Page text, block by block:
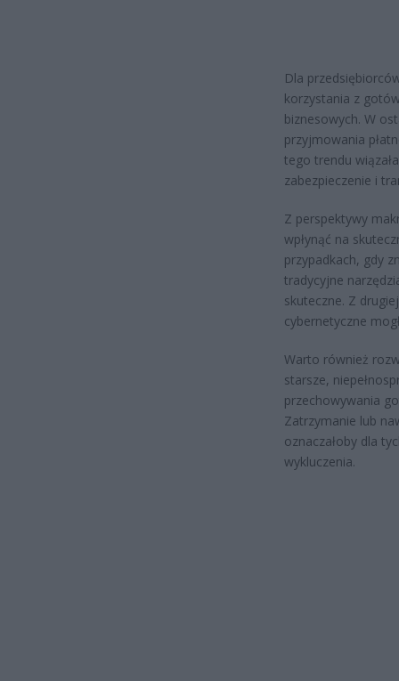
Dla
korzystania z
biznesowych. W
przyjmowania
tego trendu
zabezpieczenie i
Z perspektywy
wpłynąć na
przypadkach, gdy
tradycyjne
skuteczne. Z
cybernetyczne
Warto również
starsze,
przechowywania
Zatrzymanie lub
oznaczałoby dla
wykluczenia.